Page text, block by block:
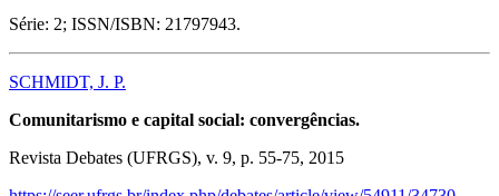
Série: 2; ISSN/ISBN: 21797943.
SCHMIDT, J. P.
Comunitarismo e capital social: convergências.
Revista Debates (UFRGS), v. 9, p. 55-75, 2015